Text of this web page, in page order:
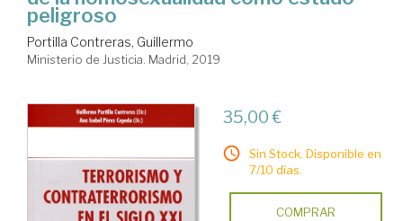
peligroso
Portilla Contreras, Guillermo
Ministerio de Justicia. Madrid, 2019
35,00 €
Sin Stock. Disponible en
7/10 días.
COMPRAR